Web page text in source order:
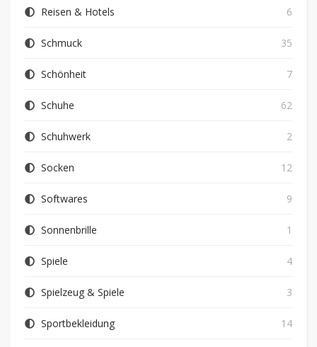
Reisen & Hotels 6
Schmuck 35
Schönheit 7
Schuhe 62
Schuhwerk 2
Socken 12
Softwares 9
Sonnenbrille 1
Spiele 4
Spielzeug & Spiele 3
Sportbekleidung 14